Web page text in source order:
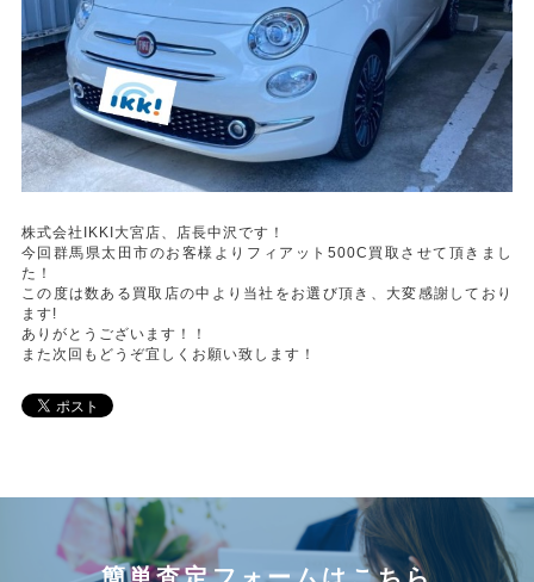
株式会社IKKI大宮店、店長中沢です！
今回群馬県太田市のお客様よりフィアット500C買取させて頂きまし
た！
この度は数ある買取店の中より当社をお選び頂き、大変感謝しており
ます!
ありがとうございます！！
また次回もどうぞ宜しくお願い致します！